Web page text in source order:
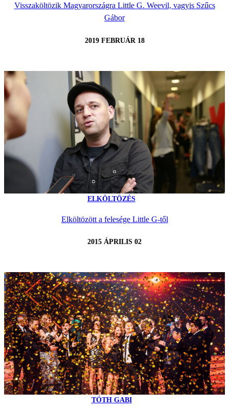
Visszaköltözik Magyarországra Little G. Weevil, vagyis Szűcs
Gábor
2019 FEBRUÁR 18
ELKÖLTÖZÉS
Elköltözött a felesége Little G-től
2015 ÁPRILIS 02
TÓTH GABI